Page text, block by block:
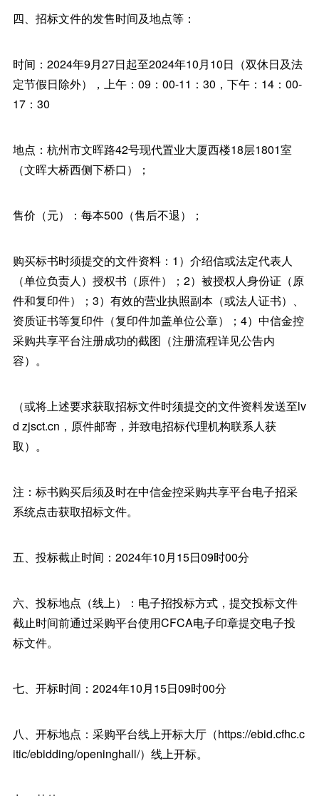
四、招标文件的发售时间及地点等：
时间：2024年9月27日起至2024年10月10日（双休日及法
定节假日除外），上午：09：00-11：30，下午：14：00-
17：30
地点：杭州市文晖路42号现代置业大厦西楼18层1801室
（文晖大桥西侧下桥口）；
售价（元）：每本500（售后不退）；
购买标书时须提交的文件资料：1）介绍信或法定代表人
（单位负责人）授权书（原件）；2）被授权人身份证（原
件和复印件）；3）有效的营业执照副本（或法人证书）、
资质证书等复印件（复印件加盖单位公章）；4）中信金控
采购共享平台注册成功的截图（注册流程详见公告内
容）。
（或将上述要求获取招标文件时须提交的文件资料发送至lv
d zjsct.cn，原件邮寄，并致电招标代理机构联系人获
取）。
注：标书购买后须及时在中信金控采购共享平台电子招采
系统点击获取招标文件。
五、投标截止时间：2024年10月15日09时00分
六、投标地点（线上）：电子招投标方式，提交投标文件
截止时间前通过采购平台使用CFCA电子印章提交电子投
标文件。
七、开标时间：2024年10月15日09时00分
八、开标地点：采购平台线上开标大厅（https://ebid.cfhc.c
itic/ebidding/openinghall/）线上开标。